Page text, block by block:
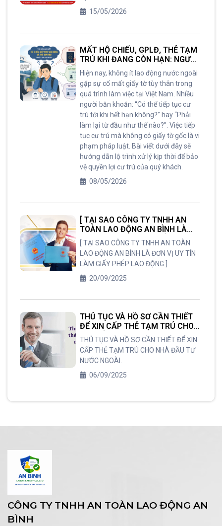
15/05/2026
MẤT HỘ CHIẾU, GPLĐ, THẺ TẠM
TRÚ KHI ĐANG CÒN HẠN: NGƯỜI
LAO ĐỘNG NƯỚC NGOÀI TẠI
VIỆT NAM PHẢI LÀM GÌ ?
Hiện nay, không ít lao động nước ngoài
gặp sự cố mất giấy tờ tùy thân trong
quá trình làm việc tại Việt Nam. Nhiều
người băn khoăn: “Có thể tiếp tục cư
trú tới khi hết hạn không?” hay “Phải
làm lại từ đầu như thế nào?”. Việc tiếp
tục cư trú mà không có giấy tờ gốc là vi
phạm pháp luật. Bài viết dưới đây sẽ
hướng dẫn lộ trình xử lý kịp thời để bảo
vệ quyền lợi cư trú của quý khách.
08/05/2026
[ TẠI SAO CÔNG TY TNHH AN
TOÀN LAO ĐỘNG AN BÌNH LÀ
ĐƠN VỊ UY TÍN LÀM GIẤY PHÉP
LAO ĐỘNG ]
[ TẠI SAO CÔNG TY TNHH AN TOÀN
LAO ĐỘNG AN BÌNH LÀ ĐƠN VỊ UY TÍN
LÀM GIẤY PHÉP LAO ĐỘNG ]
20/09/2025
THỦ TỤC VÀ HỒ SƠ CẦN THIẾT
ĐỂ XIN CẤP THẺ TẠM TRÚ CHO
NHÀ ĐẦU TƯ NƯỚC NGOÀI.
THỦ TỤC VÀ HỒ SƠ CẦN THIẾT ĐỂ XIN
CẤP THẺ TẠM TRÚ CHO NHÀ ĐẦU TƯ
NƯỚC NGOÀI.
06/09/2025
CÔNG TY TNHH AN TOÀN LAO ĐỘNG AN
BÌNH